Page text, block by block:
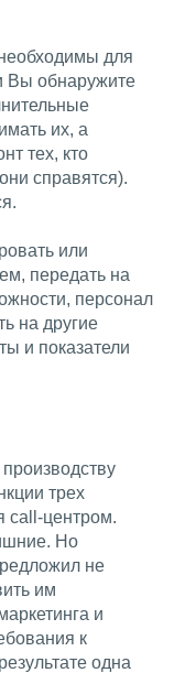
для
Вы обнаружите
их, а
тех, кто
справятся).
или
передать на
персонал
на другие
и показатели
трех
call-центром.
Но
не
им
и
к
одна